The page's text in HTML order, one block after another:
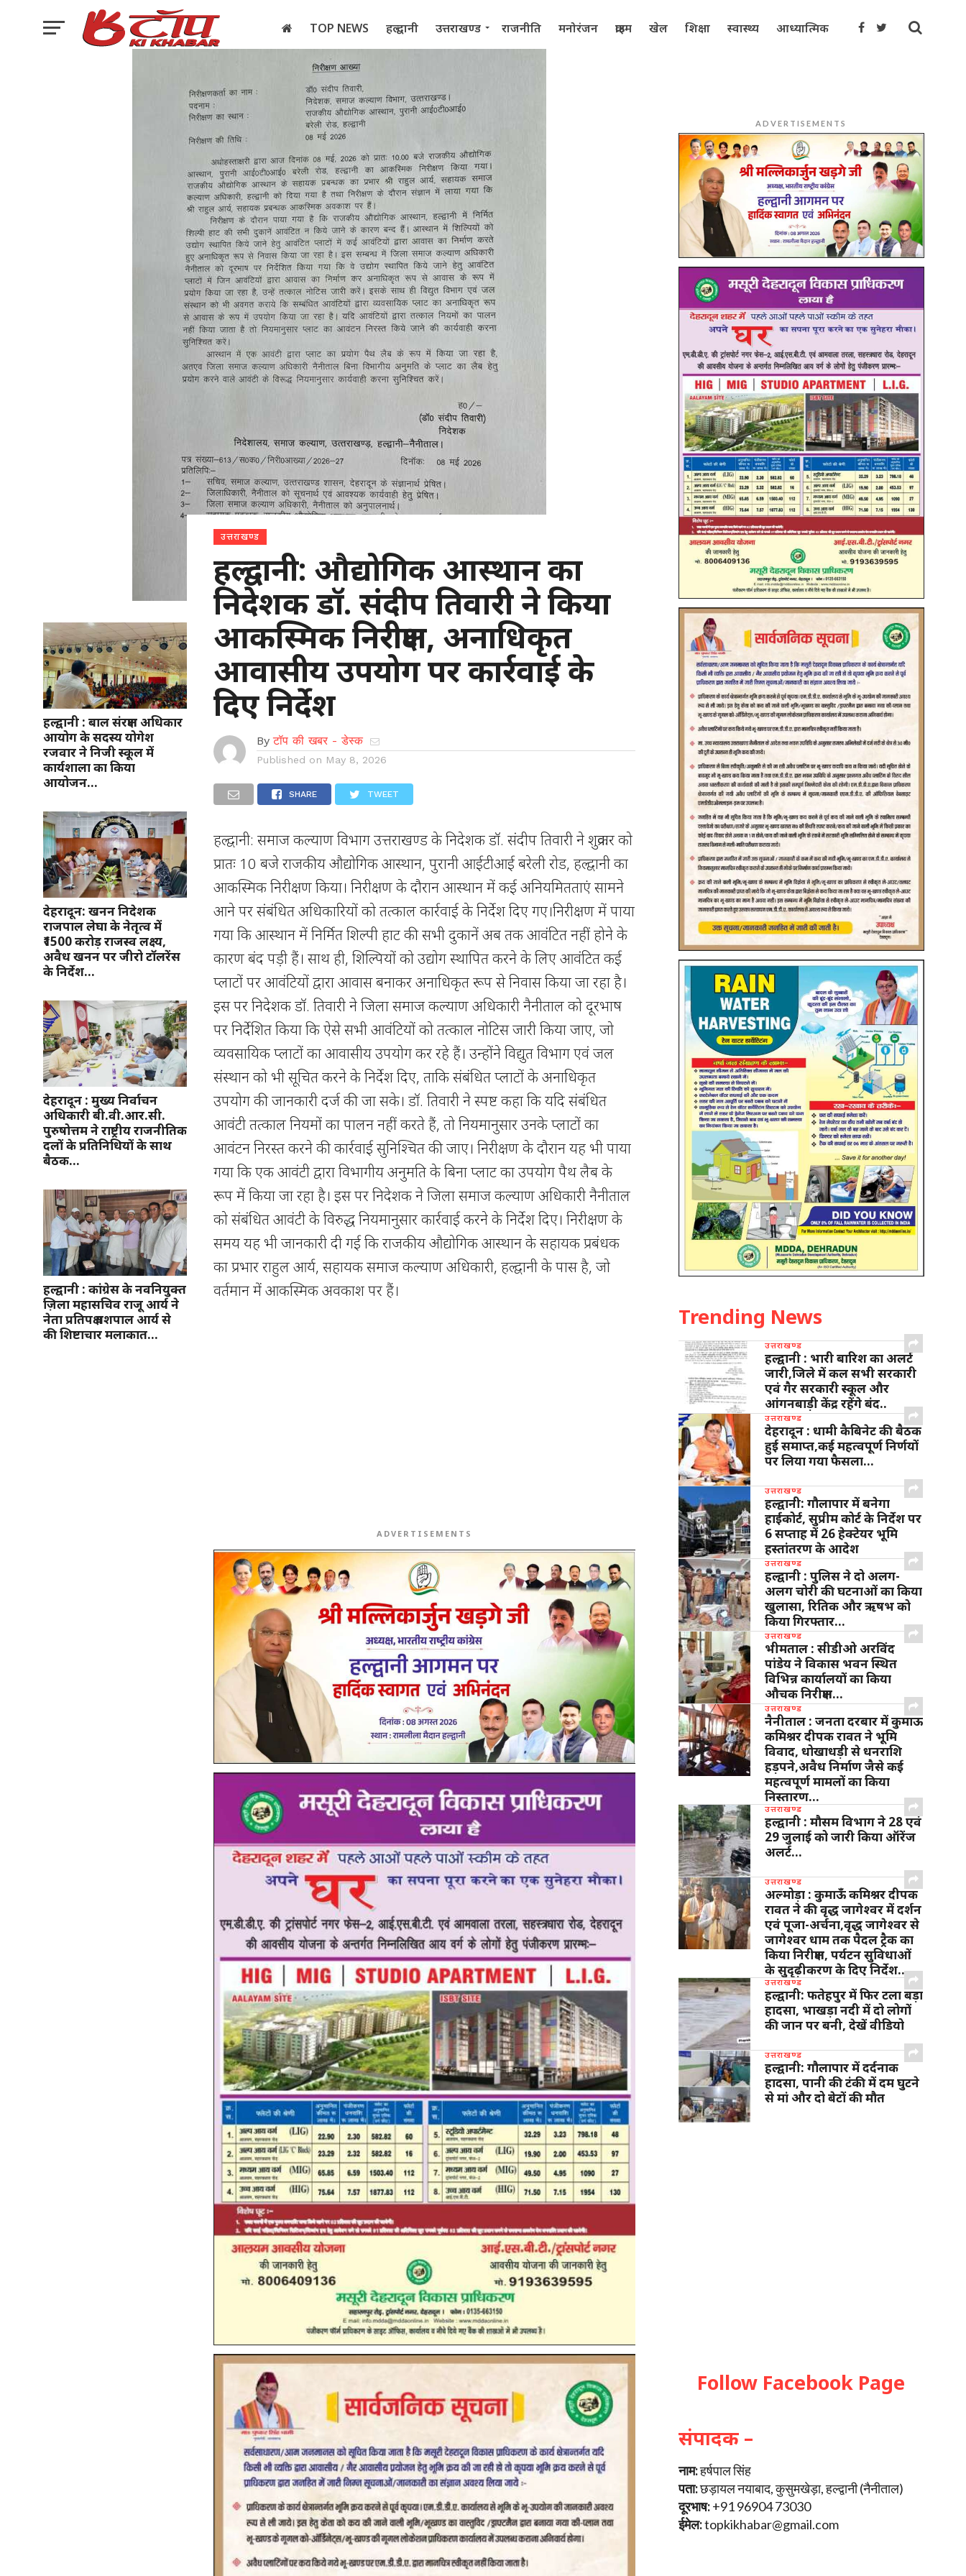
TOP NEWS हल्द्वानी उत्तराखण्ड राजनीति मनोरंजन क्राइम खेल शिक्षा स्वास्थ्य आध्यात्मिक
इलेक्शन 2022
हल्द्वानी : बाल संरक्षण अधिकार
आयोग के सदस्य योगेश
रजवार ने निजी स्कूल में
कार्यशाला का किया
आयोजन…
देहरादून: खनन निदेशक
राजपाल लेघा के नेतृत्व में
₹1500 करोड़ राजस्व लक्ष्य,
अवैध खनन पर जीरो टॉलरेंस
के निर्देश…
देहरादून : मुख्य निर्वाचन
अधिकारी बी.वी.आर.सी.
पुरुषोत्तम ने राष्ट्रीय राजनीतिक
दलों के प्रतिनिधियों के साथ
बैठक…
हल्द्वानी : कांग्रेस के नवनियुक्त
ज़िला महासचिव राजू आर्य ने
नेता प्रतिपक्ष यशपाल आर्य से
की शिष्टाचार मलाकात…
उत्तराखण्ड
हल्द्वानी: औद्योगिक आस्थान का
निदेशक डॉ. संदीप तिवारी ने किया
आकस्मिक निरीक्षण, अनाधिकृत
आवासीय उपयोग पर कार्रवाई के
दिए निर्देश
By टॉप की खबर - डेस्क
Published on May 8, 2026
SHARE TWEET
हल्द्वानी: समाज कल्याण विभाग उत्तराखण्ड के निदेशक डॉ. संदीप तिवारी ने शुक्रवार को
प्रातः 10 बजे राजकीय औद्योगिक आस्थान, पुरानी आईटीआई बरेली रोड, हल्द्वानी का
आकस्मिक निरीक्षण किया। निरीक्षण के दौरान आस्थान में कई अनियमितताएं सामने
आने पर संबंधित अधिकारियों को तत्काल कार्रवाई के निर्देश दिए गए।निरीक्षण में पाया
गया कि आस्थान में निर्मित शिल्पी हाट की सभी दुकानें अब तक आवंटित नहीं होने के
कारण बंद पड़ी हैं। साथ ही, शिल्पियों को उद्योग स्थापित करने के लिए आवंटित कई
प्लाटों पर आवंटियों द्वारा आवास बनाकर अनाधिकृत रूप से निवास किया जा रहा है।
इस पर निदेशक डॉ. तिवारी ने जिला समाज कल्याण अधिकारी नैनीताल को दूरभाष
पर निर्देशित किया कि ऐसे सभी आवंटियों को तत्काल नोटिस जारी किया जाए, जो
व्यवसायिक प्लाटों का आवासीय उपयोग कर रहे हैं। उन्होंने विद्युत विभाग एवं जल
संस्थान को भी सूचित करने के निर्देश दिए, ताकि संबंधित प्लाटों के अनाधिकृत
उपयोग की जानकारी दर्ज की जा सके। डॉ. तिवारी ने स्पष्ट कहा कि यदि संबंधित
आवंटी तत्काल नियमों का पालन नहीं करते हैं, तो नियमानुसार उनके प्लाटों का
आवंटन निरस्त करने की कार्रवाई सुनिश्चित की जाए। निरीक्षण के दौरान यह भी पाया
गया कि एक आवंटी द्वारा विभागीय अनुमति के बिना प्लाट का उपयोग पैथ लैब के
रूप में किया जा रहा है। इस पर निदेशक ने जिला समाज कल्याण अधिकारी नैनीताल
को संबंधित आवंटी के विरुद्ध नियमानुसार कार्रवाई करने के निर्देश दिए। निरीक्षण के
समय यह भी जानकारी दी गई कि राजकीय औद्योगिक आस्थान के सहायक प्रबंधक
का प्रभार राहुल आर्य, सहायक समाज कल्याण अधिकारी, हल्द्वानी के पास है, जो
वर्तमान में आकस्मिक अवकाश पर हैं।
ADVERTISEMENTS
ADVERTISEMENTS
Trending News
उत्तराखण्ड
हल्द्वानी : भारी बारिश का अलर्ट
जारी,जिले में कल सभी सरकारी
एवं गैर सरकारी स्कूल और
आंगनबाड़ी केंद्र रहेंगे बंद..
उत्तराखण्ड
देहरादून : धामी कैबिनेट की बैठक
हुई समाप्त,कई महत्वपूर्ण निर्णयों
पर लिया गया फैसला…
उत्तराखण्ड
हल्द्वानी: गौलापार में बनेगा
हाईकोर्ट, सुप्रीम कोर्ट के निर्देश पर
6 सप्ताह में 26 हेक्टेयर भूमि
हस्तांतरण के आदेश
उत्तराखण्ड
हल्द्वानी : पुलिस ने दो अलग-
अलग चोरी की घटनाओं का किया
खुलासा, रितिक और ऋषभ को
किया गिरफ्तार…
उत्तराखण्ड
भीमताल : सीडीओ अरविंद
पांडेय ने विकास भवन स्थित
विभिन्न कार्यालयों का किया
औचक निरीक्षण…
उत्तराखण्ड
नैनीताल : जनता दरबार में कुमाऊ
कमिश्नर दीपक रावत ने भूमि
विवाद, धोखाधड़ी से धनराशि
हड़पने,अवैध निर्माण जैसे कई
महत्वपूर्ण मामलों का किया
निस्तारण…
उत्तराखण्ड
हल्द्वानी : मौसम विभाग ने 28 एवं
29 जुलाई को जारी किया ऑरेंज
अलर्ट…
उत्तराखण्ड
अल्मोड़ा : कुमाऊँ कमिश्नर दीपक
रावत ने की वृद्ध जागेश्वर में दर्शन
एवं पूजा-अर्चना,वृद्ध जागेश्वर से
जागेश्वर धाम तक पैदल ट्रैक का
किया निरीक्षण, पर्यटन सुविधाओं
के सुदृढ़ीकरण के दिए निर्देश…
उत्तराखण्ड
हल्द्वानी: फतेहपुर में फिर टला बड़ा
हादसा, भाखड़ा नदी में दो लोगों
की जान पर बनी, देखें वीडियो
उत्तराखण्ड
हल्द्वानी: गौलापार में दर्दनाक
हादसा, पानी की टंकी में दम घुटने
से मां और दो बेटों की मौत
Follow Facebook Page
संपादक –
नाम:हर्षपाल सिंह
पता:छड़ायल नयाबाद, कुसुमखेड़ा, हल्द्वानी (नैनीताल)
दूरभाष:+91 96904 73030
ईमेल:topkikhabar@gmail.com